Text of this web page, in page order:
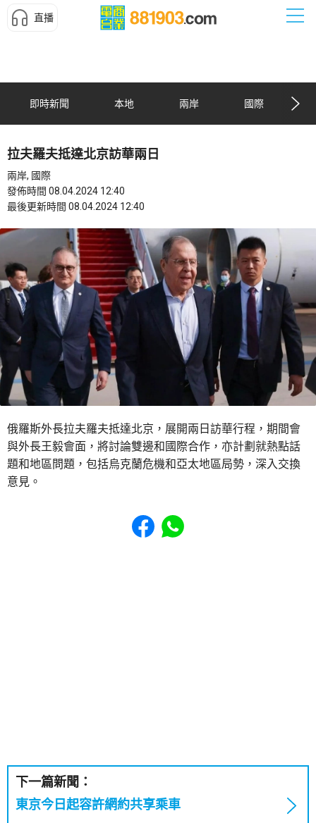
直播
即時新聞 本地 兩岸 國際
拉夫羅夫抵達北京訪華兩日
兩岸, 國際
發佈時間 08.04.2024 12:40
最後更新時間 08.04.2024 12:40
俄羅斯外長拉夫羅夫抵達北京，展開兩日訪華行程，期間會
與外長王毅會面，將討論雙邊和國際合作，亦計劃就熱點話
題和地區問題，包括烏克蘭危機和亞太地區局勢，深入交換
意見。
Share to Facebook
Share to WhatsApp
下一篇新聞：
東京今日起容許網約共享乘車